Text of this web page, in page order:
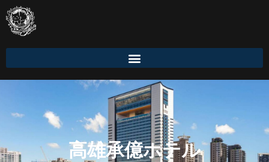
高雄承億ホテル